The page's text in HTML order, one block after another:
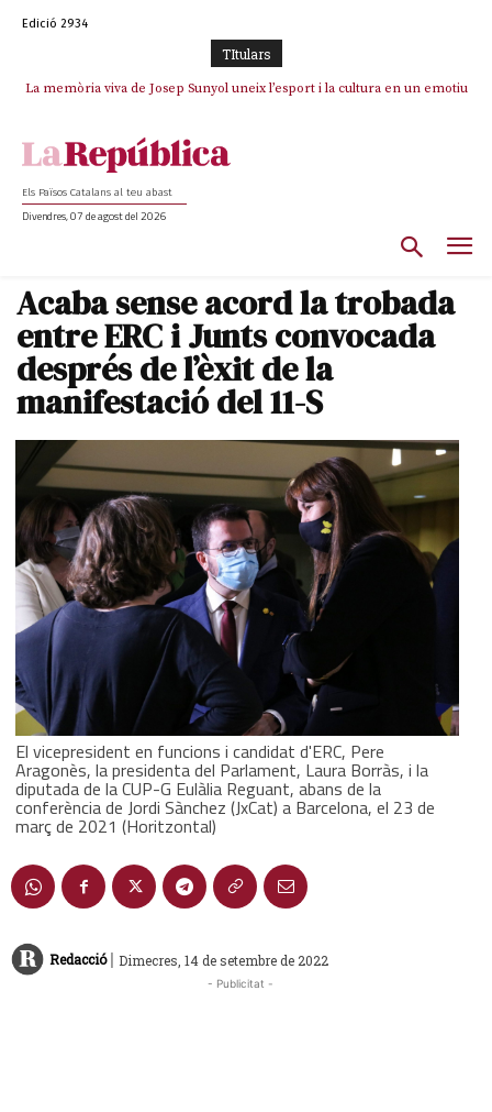
Edició 2934
TItulars
La memòria viva de Josep Sunyol uneix l’esport i la cultura en un emotiu
La “dignitat” a mitges de Marc Puigtió: renuncia a Girona pels àudios però
Els Països Catalans al teu abast
Divendres, 07 de agost del 2026
Acaba sense acord la trobada
entre ERC i Junts convocada
després de l’èxit de la
manifestació del 11-S
El vicepresident en funcions i candidat d'ERC, Pere
Aragonès, la presidenta del Parlament, Laura Borràs, i la
diputada de la CUP-G Eulàlia Reguant, abans de la
conferència de Jordi Sànchez (JxCat) a Barcelona, el 23 de
març de 2021 (Horitzontal)
Redacció | Dimecres, 14 de setembre de 2022
- Publicitat -